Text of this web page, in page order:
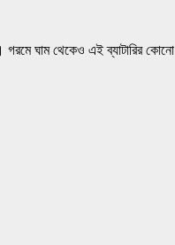
ঘাম থেকেও এই ব্যাটারির কোনো